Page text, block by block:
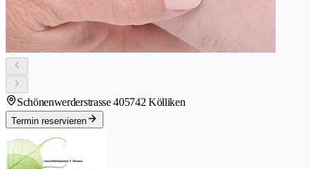
Schönenwerderstrasse 405742 Kölliken
Termin reservieren